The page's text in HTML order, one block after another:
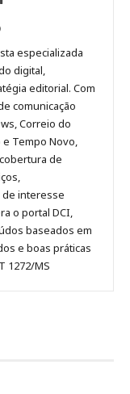
Site
de
Anny
Malagolini
especializada
digital,
editorial. Com
comunicação
Correio do
e Tempo Novo,
de
interesse
o portal DCI,
baseados em
e boas práticas
1272/MS